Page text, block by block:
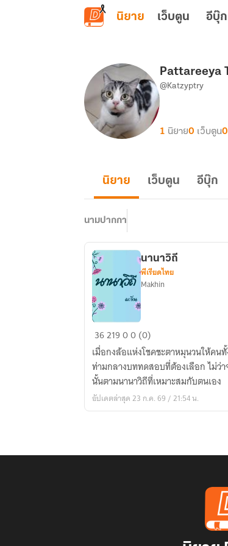
ข้ามไปยังเนื้อหาหลัก
นิยาย เว็บตูน อีบุ๊ก
Pattareeya
@Katzyptry
1 นิยาย0 เว็บตูน0
นิยาย เว็บตูน อีบุ๊ก
นามปากกา
นานา
วิถี
นานาวิถี
พีเรียดไทย
Makhin
3621900 (0)
เมื่อกงล้อแห่งโชคชะตาหมุนวนให้คน
ท่ามกลางบททดสอบที่ต้องเลือก ไม่ว่
นั้นตามนานาวิถีที่เหมาะสมกับตนเอง
อัปเดตล่าสุด 23 ก.ค. 69 / 21:54 น.